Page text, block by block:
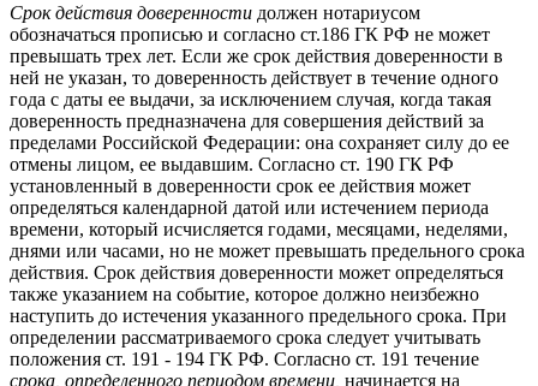
Срок действия доверенности должен нотариусом
обозначаться прописью и согласно ст.186 ГК РФ не может
превышать трех лет. Если же срок действия доверенности в
ней не указан, то доверенность действует в течение одного
года с даты ее выдачи, за исключением случая, когда такая
доверенность предназначена для совершения действий за
пределами Российской Федерации: она сохраняет силу до ее
отмены лицом, ее выдавшим. Согласно ст. 190 ГК РФ
установленный в доверенности срок ее действия может
определяться календарной датой или истечением периода
времени, который исчисляется годами, месяцами, неделями,
днями или часами, но не может превышать предельного срока
действия. Срок действия доверенности может определяться
также указанием на событие, которое должно неизбежно
наступить до истечения указанного предельного срока. При
определении рассматриваемого срока следует учитывать
положения ст. 191 - 194 ГК РФ. Согласно ст. 191 течение
срока, определенного периодом времени, начинается на